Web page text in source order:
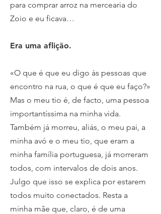
para comprar arroz na mercearia do
Zoio e eu ficava…
Era uma aflição.
«O que é que eu digo às pessoas que
encontro na rua, o que é que eu faço?»
Mas o meu tio é, de facto, uma pessoa
importantíssima na minha vida.
Também já morreu, aliás, o meu pai, a
minha avó e o meu tio, que eram a
minha família portuguesa, já morreram
todos, com intervalos de dois anos.
Julgo que isso se explica por estarem
todos muito conectados. Resta a
minha mãe que, claro, é de uma